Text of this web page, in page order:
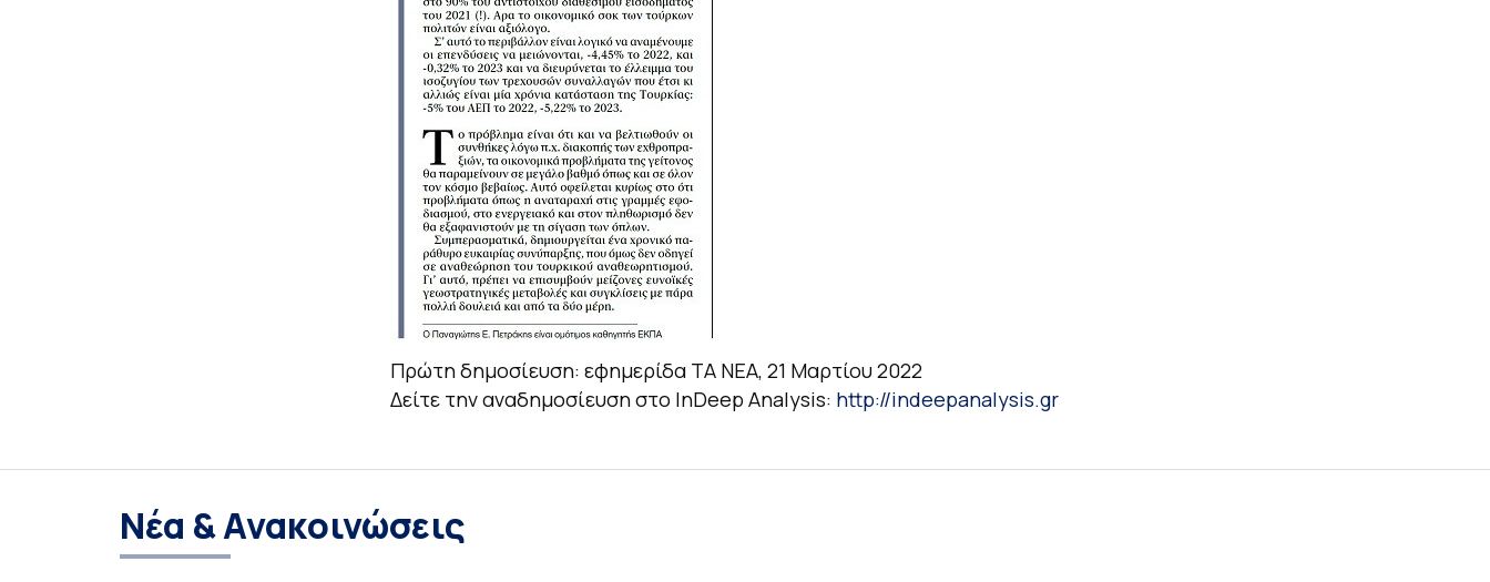
Πρώτη δημοσίευση: εφημερίδα ΤΑ ΝΕΑ, 21 Μαρτίου 2022
Δείτε την αναδημοσίευση στο InDeep Analysis: http://indeepanalysis.gr
Νέα & Ανακοινώσεις